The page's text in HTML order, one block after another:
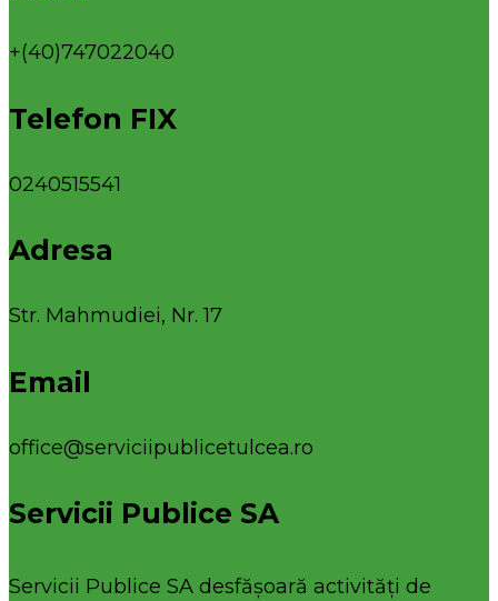
+(40)747022040
Telefon FIX
0240515541
Adresa
Str. Mahmudiei, Nr. 17
Email
office@serviciipublicetulcea.ro
Servicii Publice SA
Servicii Publice SA desfășoară activități de